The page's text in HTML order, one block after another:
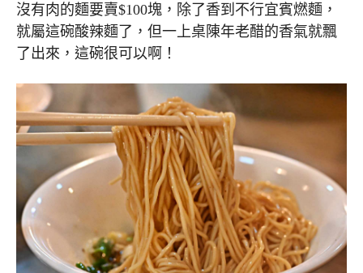
沒有肉的麵要賣$100塊，除了香到不行宜賓燃麵，
就屬這碗酸辣麵了，但一上桌陳年老醋的香氣就飄
了出來，這碗很可以啊！